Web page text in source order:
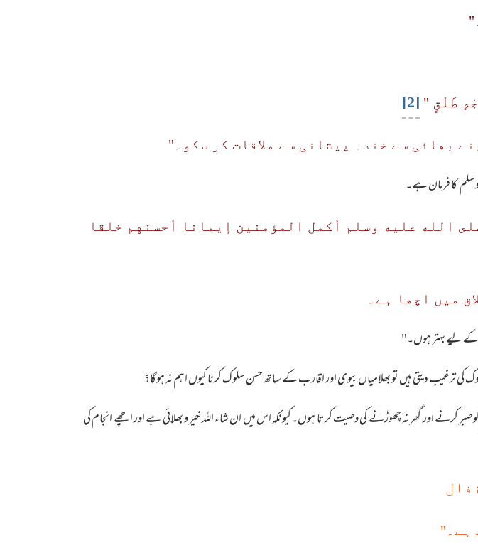
طَلْقٍ " [2]
بھائی سے خندہ پیشانی سے ملاقات کر سکو۔"
وسلم کا فرمان ہے۔
الله عليه وسلم أكمل المؤمنين إيمانا أحسنهم خلقا
میں اچھا ہے۔
کے لیے بہتر ہوں۔"
ترغیب دیتی ہیں تو بھلامیاں بیوی اور اقارب کے ساتھ حسن سلوک کرنا کیوں اہم نہ ہوگا؟
کرنے اور گھر نہ چھوڑنے کی وصیت کرتا ہوں۔کیونکہ اس میں ان شاء اللہ خیر و بھلائی ہے اور اچھے انجام کی
ہے۔"